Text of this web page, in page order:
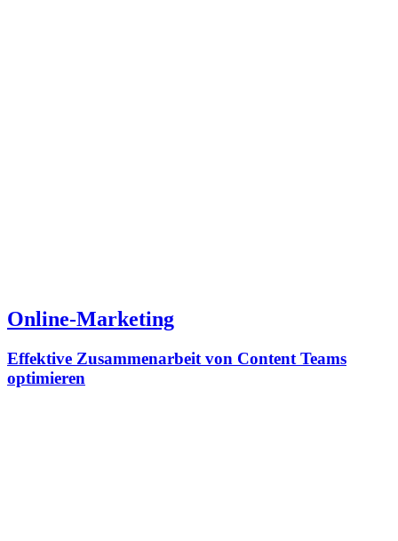
Online-Marketing
Effektive Zusammenarbeit von Content Teams
optimieren